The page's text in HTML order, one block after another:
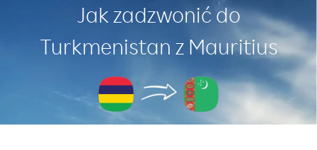
Jak zadzwonić do
Turkmenistan z Mauritius